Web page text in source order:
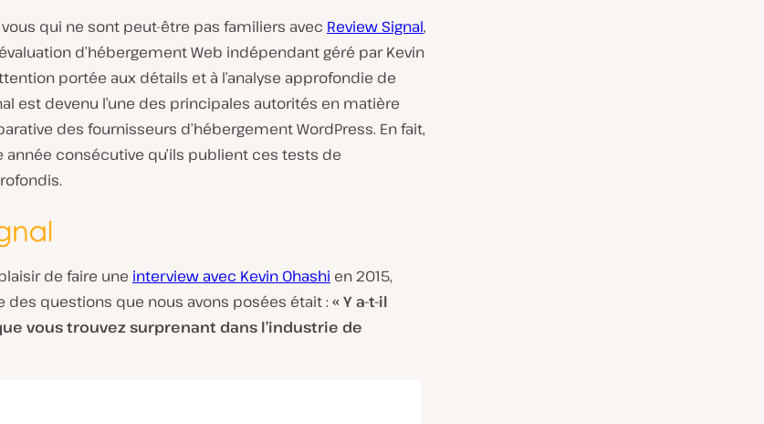
vous qui ne sont peut-être pas familiers avec Review Signal,
d’hébergement Web indépendant géré par Kevin
portée aux détails et à l’analyse approfondie de
est devenu l’une des principales autorités en matière
des fournisseurs d’hébergement WordPress. En fait,
année consécutive qu’ils publient ces tests de
de faire une interview avec Kevin Ohashi en 2015,
des questions que nous avons posées était : « Y a-t-il
vous trouvez surprenant dans l’industrie de